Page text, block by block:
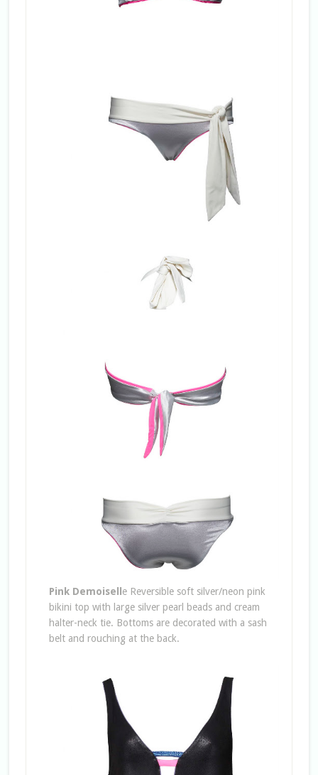
Pink Demoisell e Reversible soft silver/neon pink
bikini top with large silver pearl beads and cream
halter-neck tie. Bottoms are decorated with a sash
belt and rouching at the back.